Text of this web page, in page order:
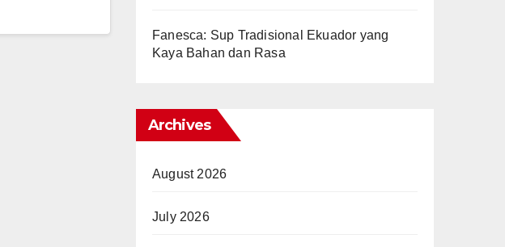
Fanesca: Sup Tradisional Ekuador yang
Kaya Bahan dan Rasa
Archives
August 2026
July 2026